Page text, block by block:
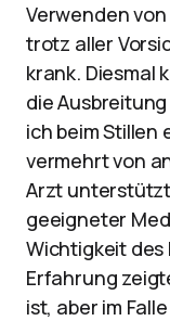
Verwenden
trotz aller
krank. Diesmal
die
ich beim Stillen
vermehrt von
Arzt
geeigneter
Wichtigkeit des
Erfahrung
ist, aber im